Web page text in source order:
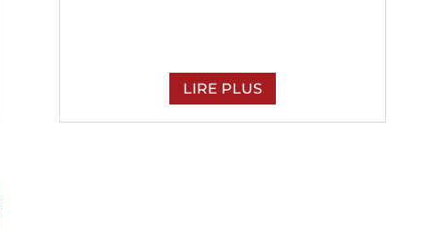
LIRE PLUS